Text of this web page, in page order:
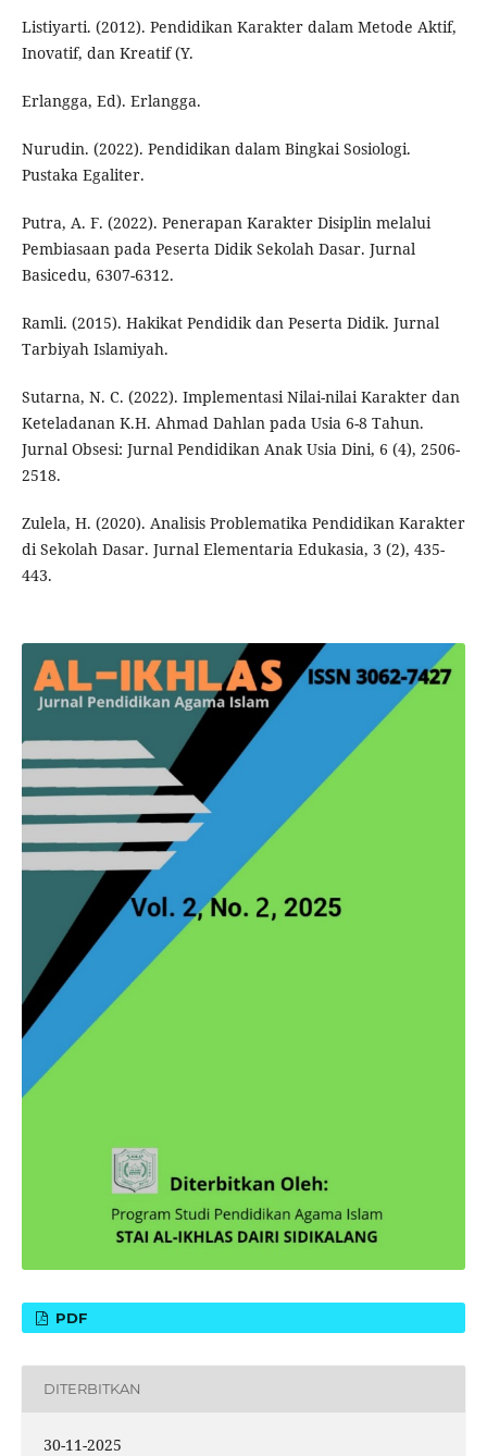
Listiyarti. (2012). Pendidikan Karakter dalam Metode Aktif,
Inovatif, dan Kreatif (Y.
Erlangga, Ed). Erlangga.
Nurudin. (2022). Pendidikan dalam Bingkai Sosiologi.
Pustaka Egaliter.
Putra, A. F. (2022). Penerapan Karakter Disiplin melalui
Pembiasaan pada Peserta Didik Sekolah Dasar. Jurnal
Basicedu, 6307-6312.
Ramli. (2015). Hakikat Pendidik dan Peserta Didik. Jurnal
Tarbiyah Islamiyah.
Sutarna, N. C. (2022). Implementasi Nilai-nilai Karakter dan
Keteladanan K.H. Ahmad Dahlan pada Usia 6-8 Tahun.
Jurnal Obsesi: Jurnal Pendidikan Anak Usia Dini, 6 (4), 2506-
2518.
Zulela, H. (2020). Analisis Problematika Pendidikan Karakter
di Sekolah Dasar. Jurnal Elementaria Edukasia, 3 (2), 435-
443.
PDF
DITERBITKAN
30-11-2025